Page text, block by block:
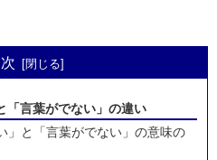
「言葉がでない」の違い
」と「言葉がでない」の意味の